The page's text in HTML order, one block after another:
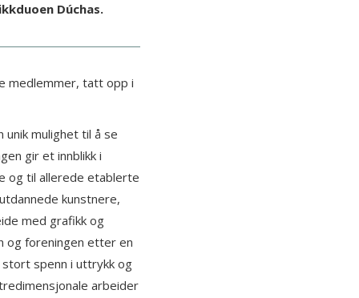
Dúchas.
medlemmer, tatt opp i
mulighet til å se
gir et innblikk i
og til allerede etablerte
kunstnere,
med grafikk og
og foreningen etter en
spenn i uttrykk og
arbeider